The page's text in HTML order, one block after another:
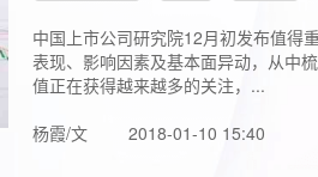
中国上市公司研究院12月初发布值得
表现、影响因素及基本面异动，从中
值正在获得越来越多的关注，...
杨霞/文
2018-01-10 15:40